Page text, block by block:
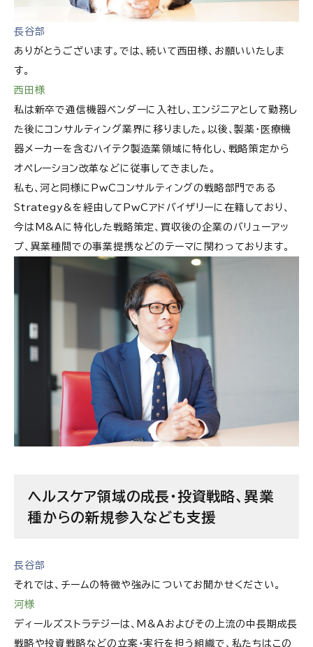
長谷部
ありがとうございます。では、続いて西田様、お願いいたしま
す。
西田様
私は新卒で通信機器ベンダーに入社し、エンジニアとして勤務し
た後にコンサルティング業界に移りました。以後、製薬・医療機
器メーカーを含むハイテク製造業領域に特化し、戦略策定から
オペレーション改革などに従事してきました。
私も、河と同様にPwCコンサルティングの戦略部門である
Strategy&を経由してPwCアドバイザリーに在籍しており、
今はM&Aに特化した戦略策定、買収後の企業のバリューアッ
プ、異業種間での事業提携などのテーマに関わっております。
ヘルスケア領域の成長・投資戦略、異業
種からの新規参入なども支援
長谷部
それでは、チームの特徴や強みについてお聞かせください。
河様
ディールズストラテジーは、M&Aおよびその上流の中長期成長
戦略や投資戦略などの立案・実行を担う組織で、私たちはこの